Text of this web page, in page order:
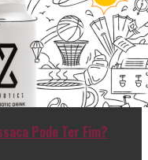
Pode Ter Fim?